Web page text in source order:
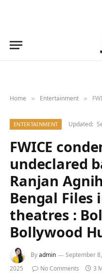
Home » Entertainment » FWICE
ENTERTAINMENT Updated:
FWICE
undeclared
Ranjan
Bengal Files
theatres :
Bollywood
Byadmin September
2025
No Comments 3